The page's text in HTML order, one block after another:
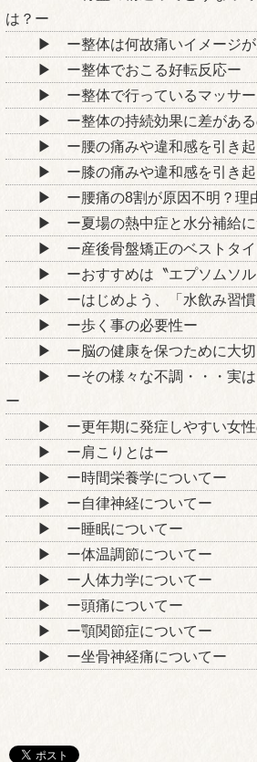
は？ー
ー整体は何故痛いイメージ
ー整体でおこる好転反応ー
ー整体で行っているマッサ
ー整体の持続効果に差があ
ー腰の痛みや違和感を引き
ー膝の痛みや違和感を引き
ー腰痛の8割が原因不明？理
ー夏場の熱中症と水分補給
ー産後骨盤矯正のベストタ
ーおすすめは〝エプソムソ
ーはじめよう、「水飲み習
ー歩く事の必要性ー
ー脳の健康を保つために大
ーその様々な不調・・・実
ー
ー更年期に発症しやすい女
ー肩こりとはー
ー時間栄養学についてー
ー自律神経についてー
ー睡眠についてー
ー体温調節についてー
ー人体力学についてー
ー頭痛についてー
ー顎関節症についてー
ー坐骨神経痛についてー